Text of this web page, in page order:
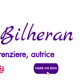
autrice